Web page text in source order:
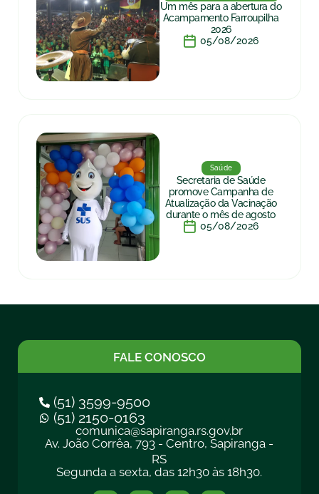
Um mês para a abertura do
Acampamento Farroupilha
2026
05/08/2026
Saúde
Secretaria de Saúde
promove Campanha de
Atualização da Vacinação
durante o mês de agosto
05/08/2026
FALE CONOSCO
(51) 3599-9500
(51) 2150-0163
comunica@sapiranga.rs.gov.br
Av. João Corrêa, 793 - Centro, Sapiranga -
RS
Segunda a sexta, das 12h30 às 18h30.